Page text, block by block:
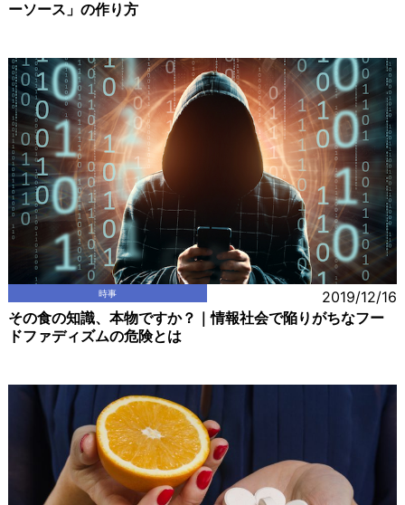
ーソース」の作り方
時事 2019/12/16
その食の知識、本物ですか？｜情報社会で陥りがちなフー
ドファディズムの危険とは